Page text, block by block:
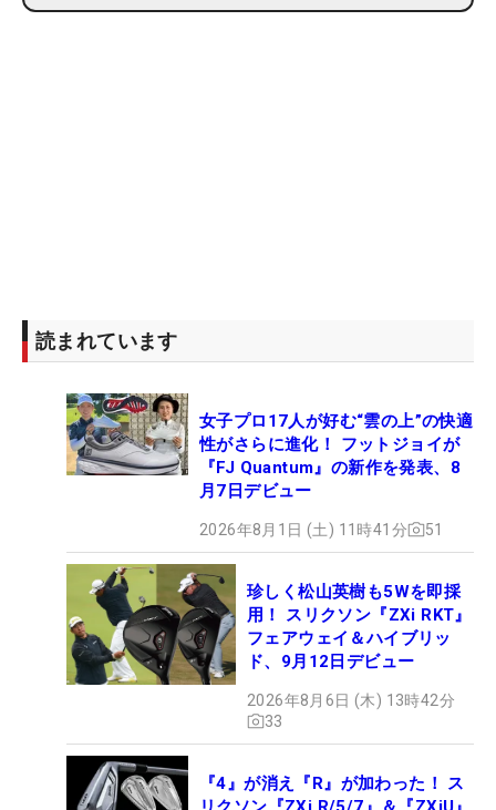
読まれています
女子プロ17人が好む“雲の上”の快適
性がさらに進化！ フットジョイが
『FJ Quantum』の新作を発表、8
月7日デビュー
2026年8月1日 (土) 11時41分 51
珍しく松山英樹も5Wを即採
用！ スリクソン『ZXi RKT』
フェアウェイ＆ハイブリッ
ド、9月12日デビュー
2026年8月6日 (木) 13時42分
33
『4』が消え『R』が加わった！ ス